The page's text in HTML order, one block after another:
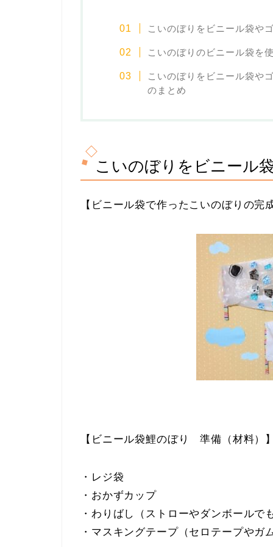
こいのぼりをビニール袋や
こいのぼりのビニール袋を
こいのぼりをビニール袋や
のまとめ
こいのぼりをビニール
【ビニール袋で作ったこいのぼりの完
【ビニール袋鯉のぼり 準備（材料）
・レジ袋
・おかずカップ
・わりばし（ストローやダンボールで
・マスキングテープ（セロテープやガ